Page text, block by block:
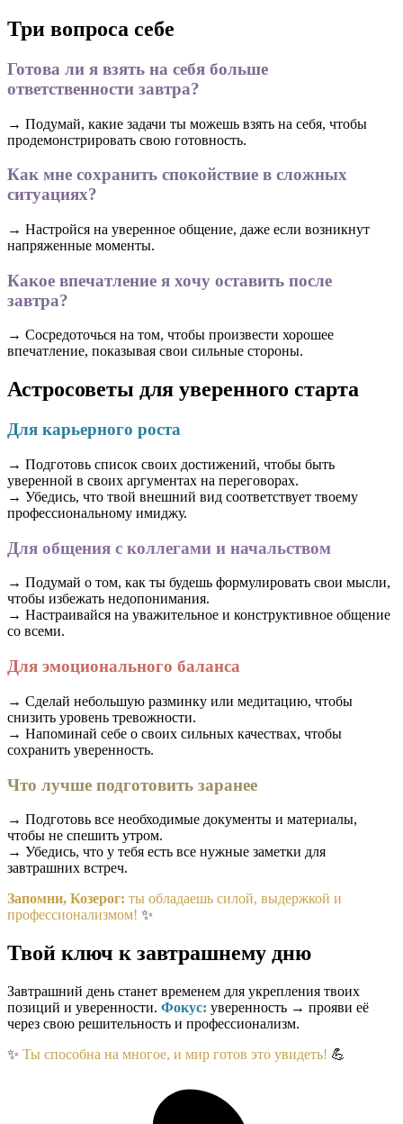
Три вопроса себе
Готова ли я взять на себя больше
ответственности завтра?
→ Подумай, какие задачи ты можешь взять на себя, чтобы
продемонстрировать свою готовность.
Как мне сохранить спокойствие в сложных
ситуациях?
→ Настройся на уверенное общение, даже если возникнут
напряженные моменты.
Какое впечатление я хочу оставить после
завтра?
→ Сосредоточься на том, чтобы произвести хорошее
впечатление, показывая свои сильные стороны.
Астросоветы для уверенного старта
Для карьерного роста
→ Подготовь список своих достижений, чтобы быть
уверенной в своих аргументах на переговорах.
→ Убедись, что твой внешний вид соответствует твоему
профессиональному имиджу.
Для общения с коллегами и начальством
→ Подумай о том, как ты будешь формулировать свои мысли,
чтобы избежать недопонимания.
→ Настраивайся на уважительное и конструктивное общение
со всеми.
Для эмоционального баланса
→ Сделай небольшую разминку или медитацию, чтобы
снизить уровень тревожности.
→ Напоминай себе о своих сильных качествах, чтобы
сохранить уверенность.
Что лучше подготовить заранее
→ Подготовь все необходимые документы и материалы,
чтобы не спешить утром.
→ Убедись, что у тебя есть все нужные заметки для
завтрашних встреч.
Запомни, Козерог: ты обладаешь силой, выдержкой и
профессионализмом! ✨
Твой ключ к завтрашнему дню
Завтрашний день станет временем для укрепления твоих
позиций и уверенности. Фокус: уверенность → прояви её
через свою решительность и профессионализм.
✨ Ты способна на многое, и мир готов это увидеть! 💪